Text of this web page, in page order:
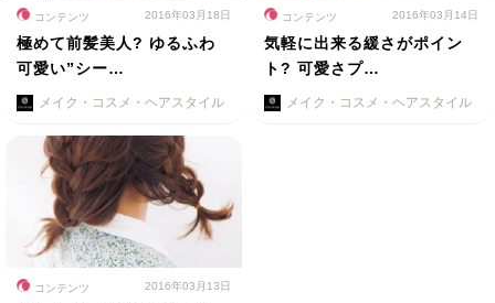
コンテンツ 2016年03月18日
極めて前髪美人? ゆるふわ
可愛い”シー…
メイク・コスメ・ヘアスタイル
コンテンツ 2016年03月14日
気軽に出来る緩さがポイン
ト? 可愛さプ…
メイク・コスメ・ヘアスタイル
コンテンツ 2016年03月13日